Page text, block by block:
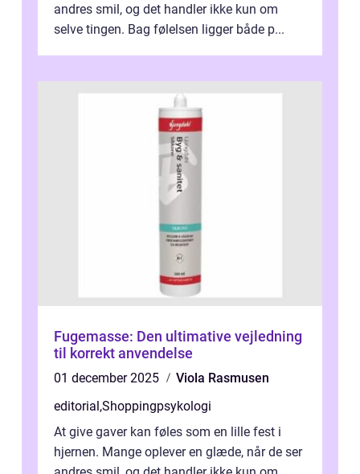
andres smil, og det handler ikke kun om
selve tingen. Bag følelsen ligger både p...
Fugemasse: Den ultimative vejledning
til korrekt anvendelse
01 december 2025
Viola Rasmusen
editorial,Shoppingpsykologi
At give gaver kan føles som en lille fest i
hjernen. Mange oplever en glæde, når de ser